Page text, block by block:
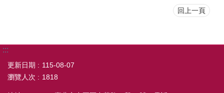
回上一頁
:::
更新日期
115-08-07
瀏覽人次
1818